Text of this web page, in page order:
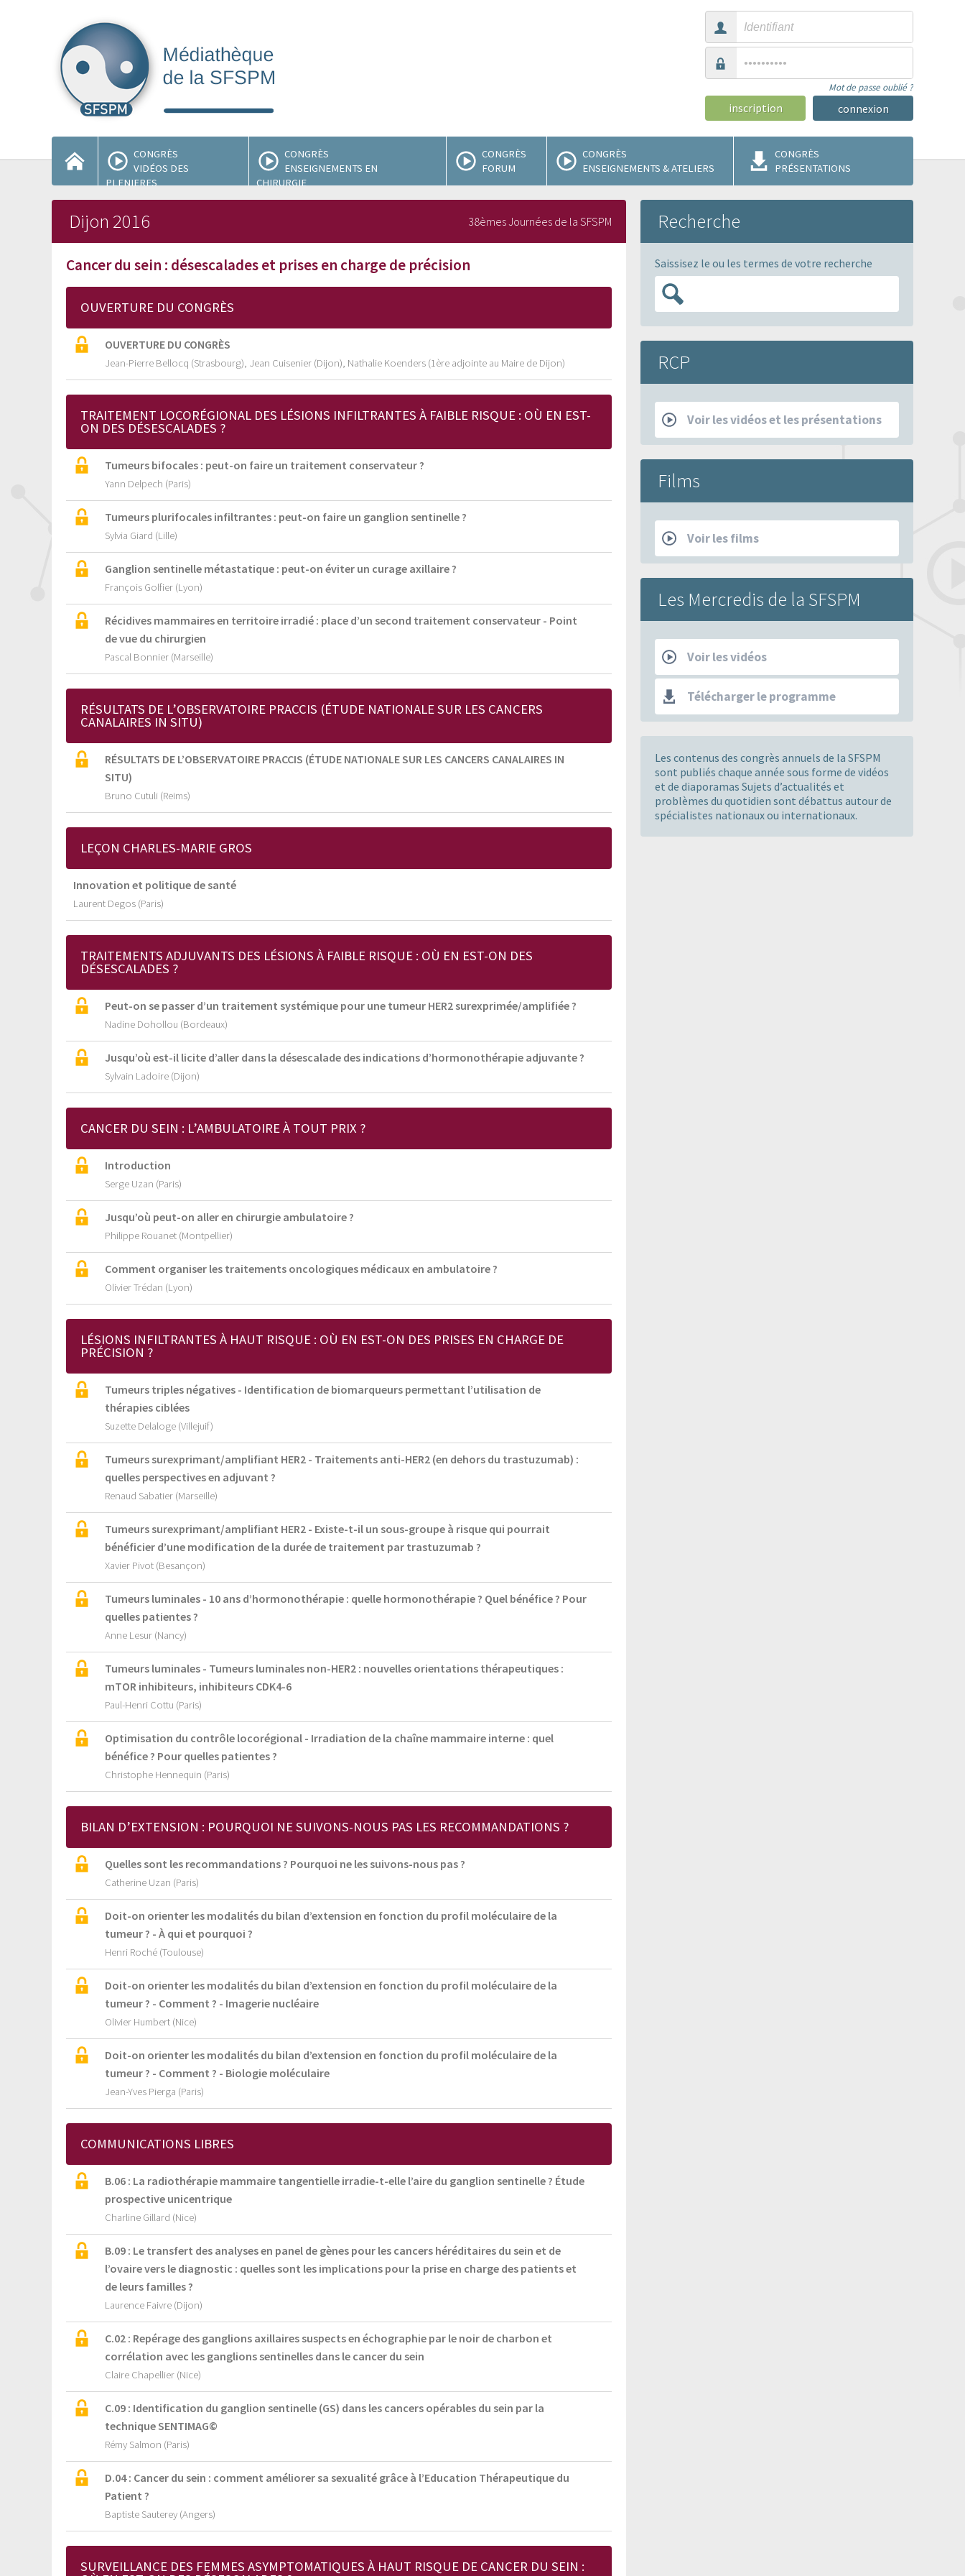
Mot de passe oublié ?
inscription
CONGRÈS
VIDÉOS DES
PLENIERES
CONGRÈS
ENSEIGNEMENTS EN
CHIRURGIE
CONGRÈS
FORUM
CONGRÈS
ENSEIGNEMENTS & ATELIERS
CONGRÈS
PRÉSENTATIONS
Dijon 2016 38èmes Journées de la SFSPM
Cancer du sein : désescalades et prises en charge de précision
OUVERTURE DU CONGRÈS
OUVERTURE DU CONGRÈS
Jean-Pierre Bellocq (Strasbourg), Jean Cuisenier (Dijon), Nathalie Koenders (1ère adjointe au Maire de Dijon)
TRAITEMENT LOCORÉGIONAL DES LÉSIONS INFILTRANTES À FAIBLE RISQUE : OÙ EN EST-
ON DES DÉSESCALADES ?
Tumeurs bifocales : peut-on faire un traitement conservateur ?
Yann Delpech (Paris)
Tumeurs plurifocales infiltrantes : peut-on faire un ganglion sentinelle ?
Sylvia Giard (Lille)
Ganglion sentinelle métastatique : peut-on éviter un curage axillaire ?
François Golfier (Lyon)
Récidives mammaires en territoire irradié : place d’un second traitement conservateur - Point
de vue du chirurgien
Pascal Bonnier (Marseille)
RÉSULTATS DE L’OBSERVATOIRE PRACCIS (ÉTUDE NATIONALE SUR LES CANCERS
CANALAIRES IN SITU)
RÉSULTATS DE L’OBSERVATOIRE PRACCIS (ÉTUDE NATIONALE SUR LES CANCERS CANALAIRES IN
SITU)
Bruno Cutuli (Reims)
LEÇON CHARLES-MARIE GROS
Innovation et politique de santé
Laurent Degos (Paris)
TRAITEMENTS ADJUVANTS DES LÉSIONS À FAIBLE RISQUE : OÙ EN EST-ON DES
DÉSESCALADES ?
Peut-on se passer d’un traitement systémique pour une tumeur HER2 surexprimée/amplifiée ?
Nadine Dohollou (Bordeaux)
Jusqu’où est-il licite d’aller dans la désescalade des indications d’hormonothérapie adjuvante ?
Sylvain Ladoire (Dijon)
CANCER DU SEIN : L’AMBULATOIRE À TOUT PRIX ?
Introduction
Serge Uzan (Paris)
Jusqu’où peut-on aller en chirurgie ambulatoire ?
Philippe Rouanet (Montpellier)
Comment organiser les traitements oncologiques médicaux en ambulatoire ?
Olivier Trédan (Lyon)
LÉSIONS INFILTRANTES À HAUT RISQUE : OÙ EN EST-ON DES PRISES EN CHARGE DE
PRÉCISION ?
Tumeurs triples négatives - Identification de biomarqueurs permettant l’utilisation de
thérapies ciblées
Suzette Delaloge (Villejuif)
Tumeurs surexprimant/amplifiant HER2 - Traitements anti-HER2 (en dehors du trastuzumab) :
quelles perspectives en adjuvant ?
Renaud Sabatier (Marseille)
Tumeurs surexprimant/amplifiant HER2 - Existe-t-il un sous-groupe à risque qui pourrait
bénéficier d’une modification de la durée de traitement par trastuzumab ?
Xavier Pivot (Besançon)
Tumeurs luminales - 10 ans d’hormonothérapie : quelle hormonothérapie ? Quel bénéfice ? Pour
quelles patientes ?
Anne Lesur (Nancy)
Tumeurs luminales - Tumeurs luminales non-HER2 : nouvelles orientations thérapeutiques :
mTOR inhibiteurs, inhibiteurs CDK4-6
Paul-Henri Cottu (Paris)
Optimisation du contrôle locorégional - Irradiation de la chaîne mammaire interne : quel
bénéfice ? Pour quelles patientes ?
Christophe Hennequin (Paris)
BILAN D’EXTENSION : POURQUOI NE SUIVONS-NOUS PAS LES RECOMMANDATIONS ?
Quelles sont les recommandations ? Pourquoi ne les suivons-nous pas ?
Catherine Uzan (Paris)
Doit-on orienter les modalités du bilan d’extension en fonction du profil moléculaire de la
tumeur ? - À qui et pourquoi ?
Henri Roché (Toulouse)
Doit-on orienter les modalités du bilan d’extension en fonction du profil moléculaire de la
tumeur ? - Comment ? - Imagerie nucléaire
Olivier Humbert (Nice)
Doit-on orienter les modalités du bilan d’extension en fonction du profil moléculaire de la
tumeur ? - Comment ? - Biologie moléculaire
Jean-Yves Pierga (Paris)
COMMUNICATIONS LIBRES
B.06 : La radiothérapie mammaire tangentielle irradie-t-elle l’aire du ganglion sentinelle ? Étude
prospective unicentrique
Charline Gillard (Nice)
B.09 : Le transfert des analyses en panel de gènes pour les cancers héréditaires du sein et de
l’ovaire vers le diagnostic : quelles sont les implications pour la prise en charge des patients et
de leurs familles ?
Laurence Faivre (Dijon)
C.02 : Repérage des ganglions axillaires suspects en échographie par le noir de charbon et
corrélation avec les ganglions sentinelles dans le cancer du sein
Claire Chapellier (Nice)
C.09 : Identification du ganglion sentinelle (GS) dans les cancers opérables du sein par la
technique SENTIMAG©
Rémy Salmon (Paris)
D.04 : Cancer du sein : comment améliorer sa sexualité grâce à l’Education Thérapeutique du
Patient ?
Baptiste Sauterey (Angers)
SURVEILLANCE DES FEMMES ASYMPTOMATIQUES À HAUT RISQUE DE CANCER DU SEIN :
Recherche
Saissisez le ou les termes de votre recherche
RCP
Voir les vidéos et les présentations
Films
Voir les films
Les Mercredis de la SFSPM
Voir les vidéos
Télécharger le programme
Les contenus des congrès annuels de la SFSPM
sont publiés chaque année sous forme de vidéos
et de diaporamas Sujets d’actualités et
problèmes du quotidien sont débattus autour de
spécialistes nationaux ou internationaux.